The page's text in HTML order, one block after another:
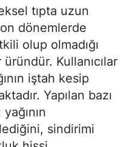
tıpta uzun
dönemlerde
olup olmadığı
Kullanıcılar
iştah kesip
Yapılan bazı
sindirimi